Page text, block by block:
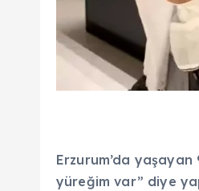
Erzurum’da yaşayan
yüreğim var” diye